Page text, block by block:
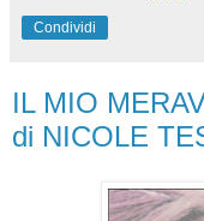
Condividi
IL MIO
di NICOLE